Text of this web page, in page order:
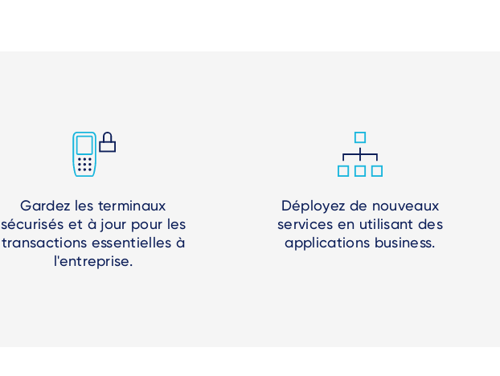
Gardez les terminaux
sécurisés et à jour pour les
transactions essentielles à
l'entreprise.
Déployez de nouveaux
services en utilisant des
applications business.